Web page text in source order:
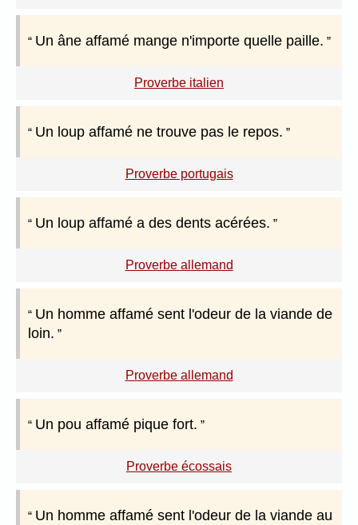
Un âne affamé mange n'importe quelle paille.
Proverbe italien
Un loup affamé ne trouve pas le repos.
Proverbe portugais
Un loup affamé a des dents acérées.
Proverbe allemand
Un homme affamé sent l'odeur de la viande de
loin.
Proverbe allemand
Un pou affamé pique fort.
Proverbe écossais
Un homme affamé sent l'odeur de la viande au